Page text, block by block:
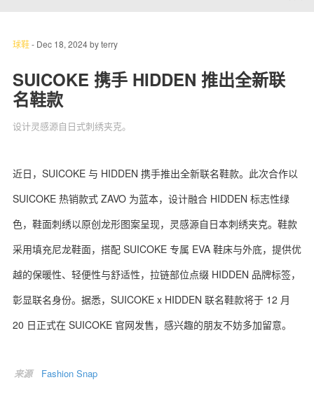
球鞋- Dec 18, 2024byterry
SUICOKE 携手 HIDDEN 推出全新联
名鞋款
设计灵感源自日式刺绣夹克。
近日，SUICOKE 与 HIDDEN 携手推出全新联名鞋款。此次合作以
SUICOKE 热销款式 ZAVO 为蓝本，设计融合 HIDDEN 标志性绿
色，鞋面刺绣以原创龙形图案呈现，灵感源自日本刺绣夹克。鞋款
采用填充尼龙鞋面，搭配 SUICOKE 专属 EVA 鞋床与外底，提供优
越的保暖性、轻便性与舒适性，拉链部位点缀 HIDDEN 品牌标签，
彰显联名身份。据悉，SUICOKE x HIDDEN 联名鞋款将于 12 月
20 日正式在 SUICOKE 官网发售，感兴趣的朋友不妨多加留意。
来源 Fashion Snap